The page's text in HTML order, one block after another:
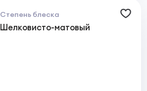
Степень блеска
Шелковисто-матовый